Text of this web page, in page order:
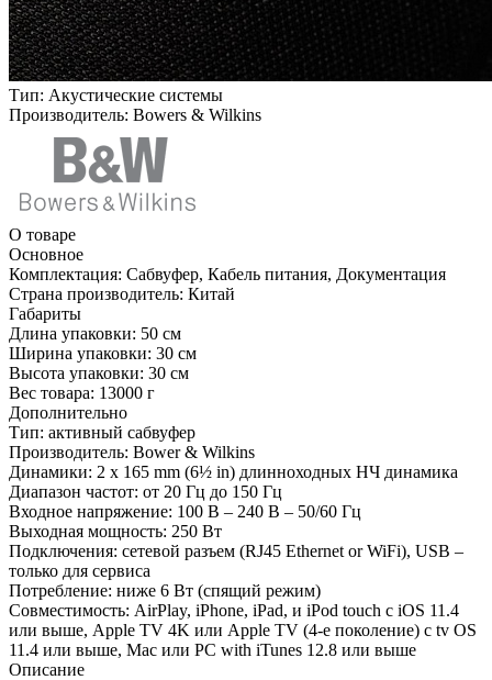
Тип: Акустические системы
Производитель: Bowers & Wilkins
О товаре
Основное
Комплектация: Сабвуфер, Кабель питания, Документация
Страна производитель: Китай
Габариты
Длина упаковки: 50 см
Ширина упаковки: 30 см
Высота упаковки: 30 см
Вес товара: 13000 г
Дополнительно
Тип: активный сабвуфер
Производитель: Bower & Wilkins
Динамики: 2 x 165 mm (6½ in) длинноходных НЧ динамика
Диапазон частот: от 20 Гц до 150 Гц
Входное напряжение: 100 В – 240 В – 50/60 Гц
Выходная мощность: 250 Вт
Подключения: сетевой разъем (RJ45 Ethernet or WiFi), USB –
только для сервиса
Потребление: ниже 6 Вт (спящий режим)
Совместимость: AirPlay, iPhone, iPad, и iPod touch с iOS 11.4
или выше, Apple TV 4K или Apple TV (4-е поколение) с tv OS
11.4 или выше, Mac или PC with iTunes 12.8 или выше
Описание